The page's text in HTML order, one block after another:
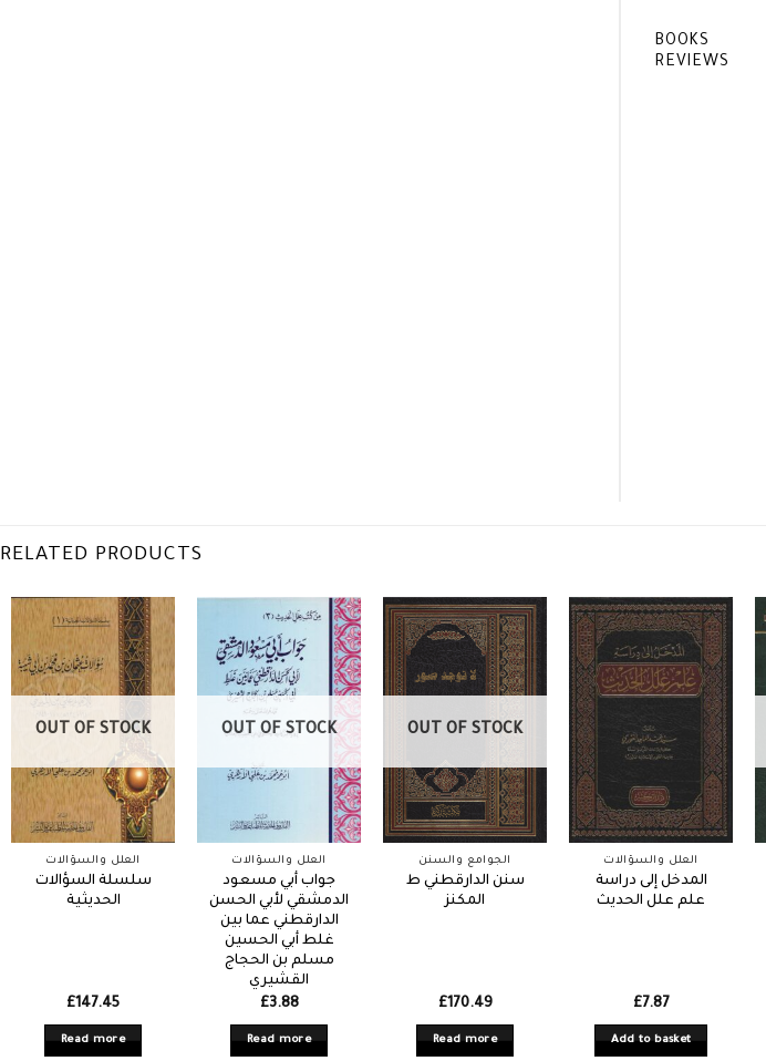
BOOKS
REVIEWS
RELATED PRODUCTS
OUT OF STOCK
العلل والسؤالات
سلسلة السؤالات
الحديثية
£147.45
Read more
OUT OF STOCK
العلل والسؤالات
جواب أبي مسعود
الدمشقي لأبي الحسن
الدارقطني عما بين
غلط أبي الحسين
مسلم بن الحجاج
القشيري
£3.88
Read more
OUT OF STOCK
الجوامع والسنن
سنن الدارقطني ط
المكنز
£170.49
Read more
العلل والسؤالات
المدخل إلى دراسة
علم علل الحديث
£7.87
Add to basket